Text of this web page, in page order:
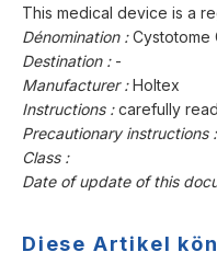
This medical device is a
Dénomination :Cystotome
Destination : -
Manufacturer :Holtex
Instructions :carefully
Precautionary instructions :
Class :
Date of update of this
Diese Artikel